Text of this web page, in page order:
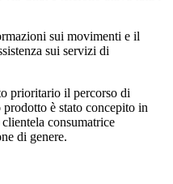
sui movimenti e il
sui servizi di
prioritario il percorso di
è stato concepito in
consumatrice
di genere.